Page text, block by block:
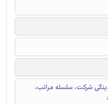
شرکت، سلسله مراتب،